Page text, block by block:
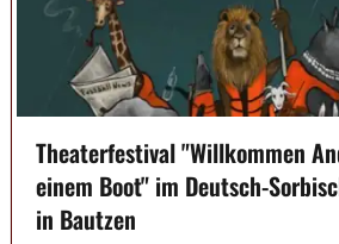
Theaterfestival "Willkommen
einem Boot" im Deutsch-
in Bautzen